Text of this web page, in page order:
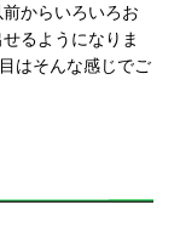
からいろいろお
るようになりま
はそんな感じでご